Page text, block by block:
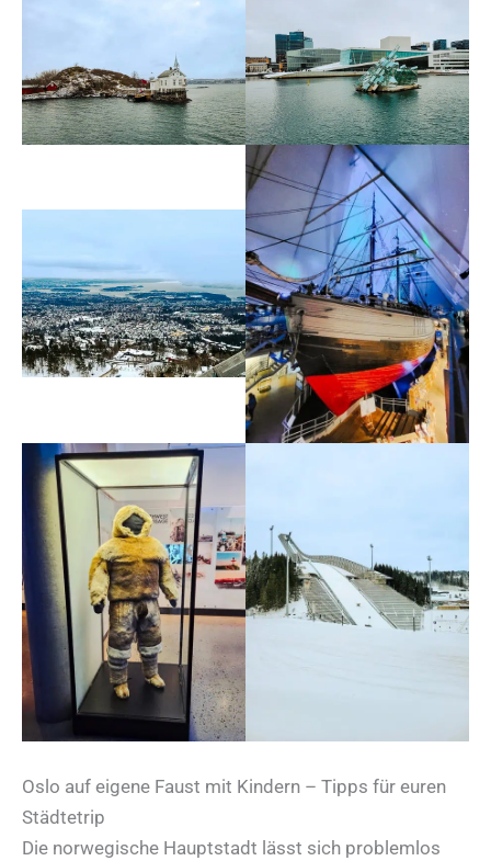
Oslo auf eigene Faust mit Kindern – Tipps für euren
Städtetrip
Die norwegische Hauptstadt lässt sich problemlos